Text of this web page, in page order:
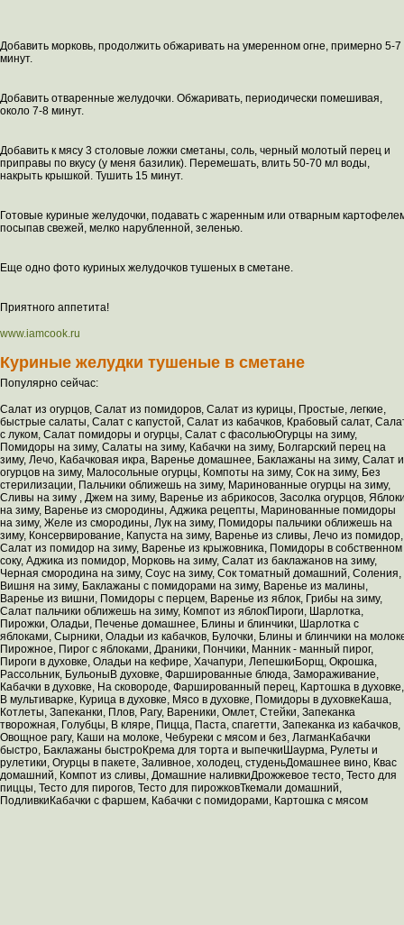
Добавить морковь, продолжить обжаривать на умеренном огне, примерно 5-7
минут.
Добавить отваренные желудочки. Обжаривать, периодически помешивая,
около 7-8 минут.
Добавить к мясу 3 столовые ложки сметаны, соль, черный молотый перец и
приправы по вкусу (у меня базилик). Перемешать, влить 50-70 мл воды,
накрыть крышкой. Тушить 15 минут.
Готовые куриные желудочки, подавать с жаренным или отварным
посыпав свежей, мелко нарубленной, зеленью.
Еще одно фото куриных желудочков тушеных в сметане.
Приятного аппетита!
www.iamcook.ru
Куриные желудки тушеные в сметане
Популярно сейчас:
Салат из огурцов, Салат из помидоров, Салат из курицы, Простые, легкие,
быстрые салаты, Салат с капустой, Салат из кабачков, Крабовый салат,
с луком, Салат помидоры и огурцы, Салат с фасольюОгурцы на зиму,
Помидоры на зиму, Салаты на зиму, Кабачки на зиму, Болгарский перец на
зиму, Лечо, Кабачковая икра, Варенье домашнее, Баклажаны на зиму, Салат
огурцов на зиму, Малосольные огурцы, Компоты на зиму, Сок на зиму, Без
стерилизации, Пальчики оближешь на зиму, Маринованные огурцы на зиму,
Сливы на зиму , Джем на зиму, Варенье из абрикосов, Засолка огурцов,
на зиму, Варенье из смородины, Аджика рецепты, Маринованные помидоры
на зиму, Желе из смородины, Лук на зиму, Помидоры пальчики оближешь на
зиму, Консервирование, Капуста на зиму, Варенье из сливы, Лечо из помидор,
Салат из помидор на зиму, Варенье из крыжовника, Помидоры в собственном
соку, Аджика из помидор, Морковь на зиму, Салат из баклажанов на зиму,
Черная смородина на зиму, Соус на зиму, Сок томатный домашний, Соления,
Вишня на зиму, Баклажаны с помидорами на зиму, Варенье из малины,
Варенье из вишни, Помидоры с перцем, Варенье из яблок, Грибы на зиму,
Салат пальчики оближешь на зиму, Компот из яблокПироги, Шарлотка,
Пирожки, Оладьи, Печенье домашнее, Блины и блинчики, Шарлотка с
яблоками, Сырники, Оладьи из кабачков, Булочки, Блины и блинчики на
Пирожное, Пирог с яблоками, Драники, Пончики, Манник - манный пирог,
Пироги в духовке, Оладьи на кефире, Хачапури, ЛепешкиБорщ, Окрошка,
Рассольник, БульоныВ духовке, Фаршированные блюда, Замораживание,
Кабачки в духовке, На сковороде, Фаршированный перец, Картошка в духовке,
В мультиварке, Курица в духовке, Мясо в духовке, Помидоры в духовкеКаша,
Котлеты, Запеканки, Плов, Рагу, Вареники, Омлет, Стейки, Запеканка
творожная, Голубцы, В кляре, Пицца, Паста, спагетти, Запеканка из кабачков,
Овощное рагу, Каши на молоке, Чебуреки с мясом и без, ЛагманКабачки
быстро, Баклажаны быстроКрема для торта и выпечкиШаурма, Рулеты и
рулетики, Огурцы в пакете, Заливное, холодец, студеньДомашнее вино, Квас
домашний, Компот из сливы, Домашние наливкиДрожжевое тесто, Тесто для
пиццы, Тесто для пирогов, Тесто для пирожковТкемали домашний,
ПодливкиКабачки с фаршем, Кабачки с помидорами, Картошка с мясом